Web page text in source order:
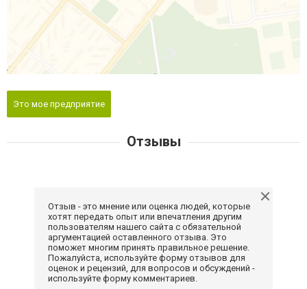
Это мое предприятие
Отзывы
Отзыв - это мнение или оценка людей, которые
хотят передать опыт или впечатления другим
пользователям нашего сайта с обязательной
аргументацией оставленного отзыва. Это
поможет многим принять правильное решение.
Пожалуйста, используйте форму отзывов для
оценок и рецензий, для вопросов и обсуждений -
используйте форму комментариев.